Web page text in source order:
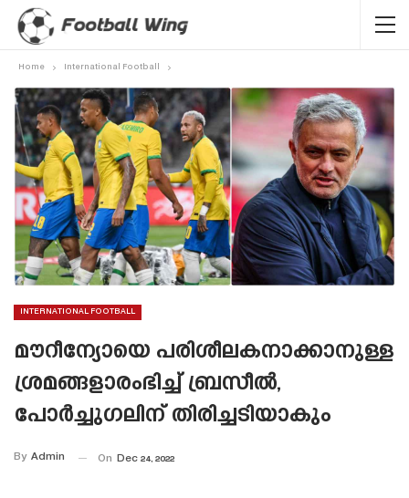
Home International Football
INTERNATIONAL FOOTBALL
മൗറീന്യോയെ പരിശീലകനാക്കാനുള്ള
ശ്രമങ്ങളാരംഭിച്ച് ബ്രസീൽ,
പോർച്ചുഗലിന് തിരിച്ചടിയാകും
By Admin On Dec 24, 2022